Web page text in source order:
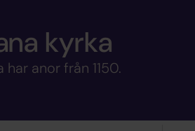
kyrka
anor från 1150.